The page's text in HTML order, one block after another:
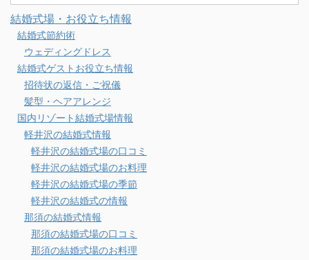
結婚式場・お役立ち情報
結婚式節約術
ウェディングドレス
結婚式ゲストお役立ち情報
招待状の返信・ご祝儀
髪型・ヘアアレンジ
国内リゾート結婚式場情報
軽井沢の結婚式情報
軽井沢の結婚式場の口コミ
軽井沢の結婚式場のお料理
軽井沢の結婚式場の季節
軽井沢の結婚式の情報
那須の結婚式情報
那須の結婚式場の口コミ
那須の結婚式場のお料理